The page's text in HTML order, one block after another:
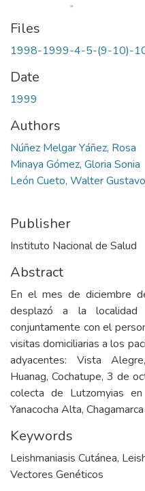
Files
1998-1999-4-5-(9-10)-
Date
1999
Authors
Núñez Melgar Yáñez, Rosa
Minaya Gómez, Gloria Sonia
León Cueto, Walter Gustavo
Publisher
Instituto Nacional de Salud
Abstract
En el mes de diciembre
desplazó a la localidad
conjuntamente con el
visitas domiciliarias a los
adyacentes: Vista
Huanag, Cochatupe, 3 de
colecta de Lutzomyias
Yanacocha Alta,
Keywords
Leishmaniasis Cutánea,
Vectores Genéticos